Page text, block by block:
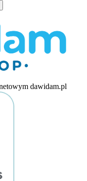
dawidam.pl